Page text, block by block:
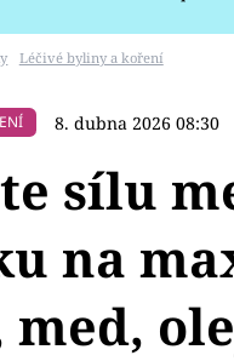
Léčivé byliny a koření
8. dubna 2026 08:30
sílu
na
med,